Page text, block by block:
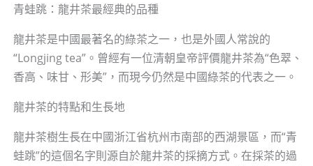
青蛙跳：龍井茶最經典的品種
龍井茶是中國最著名的綠茶之一，也是外國人常說的
“Longjing tea”。曾經有一位清朝皇帝評價龍井茶為“色翠、
香高、味甘、形美”，而現今仍然是中國綠茶的代表之一。
龍井茶的特點和生長地
龍井茶樹生長在中國浙江省杭州市南部的西湖景區，而“青
蛙跳”的這個名字則源自於龍井茶的採摘方式。在採茶的過